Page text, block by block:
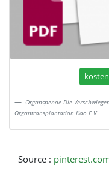
Organspende Die
Organtransplantation Kao E V
Source :